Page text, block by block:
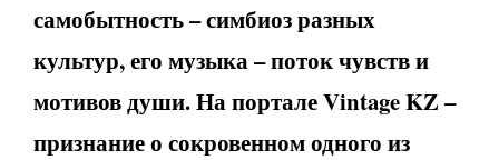
самобытность – симбиоз разных
культур, его музыка – поток чувств и
мотивов души. На порталеVintage KZ –
признание о сокровенном одного из